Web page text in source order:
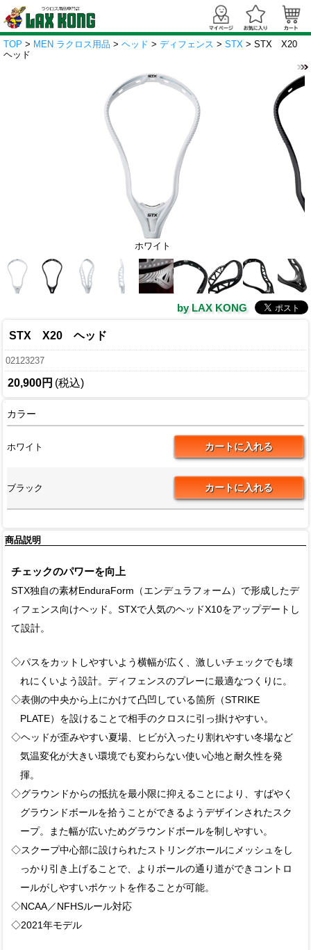
TOP > MEN ラクロス用品 > ヘッド > ディフェンス > STX > STX X20
ヘッド
ホワイト
by LAX KONG
STX X20 ヘッド
02123237
20,900円 (税込)
カラー
ホワイト
ブラック
商品説明
チェックのパワーを向上
STX独自の素材EnduraForm（エンデュラフォーム）で形成したデ
ィフェンス向けヘッド。STXで人気のヘッドX10をアップデートし
て設計。
◇パスをカットしやすいよう横幅が広く、激しいチェックでも壊
れにくいよう設計。ディフェンスのプレーに最適なつくりに。
◇表側の中央から上にかけて凸凹している箇所（STRIKE
PLATE）を設けることで相手のクロスに引っ掛けやすい。
◇ヘッドが歪みやすい夏場、ヒビが入ったり割れやすい冬場など
気温変化が大きい環境でも変わらない使い心地と耐久性を発
揮。
◇グラウンドからの抵抗を最小限に抑えることにより、すばやく
グラウンドボールを拾うことができるようデザインされたスク
ープ。また幅が広いためグラウンドボールを制しやすい。
◇スクープ中心部に設けられたストリングホールにメッシュをし
っかり引き上げることで、よりボールの通り道ができコントロ
ールがしやすいポケットを作ることが可能。
◇NCAA／NFHSルール対応
◇2021年モデル